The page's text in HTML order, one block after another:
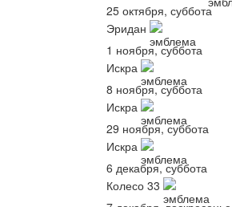
25 октября, суббота
Эридан
1 ноября, суббота
Искра
8 ноября, суббота
Искра
29 ноября, суббота
Искра
6 декабря, суббота
Колесо 33